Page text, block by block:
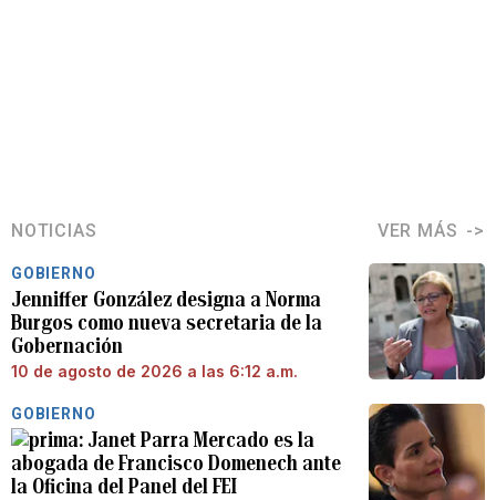
NOTICIAS VER MÁS
GOBIERNO
Jenniffer González designa a Norma
Burgos como nueva secretaria de la
Gobernación
10 de agosto de 2026 a las 6:12 a.m.
GOBIERNO
Janet Parra Mercado es la
abogada de Francisco Domenech ante
la Oficina del Panel del FEI